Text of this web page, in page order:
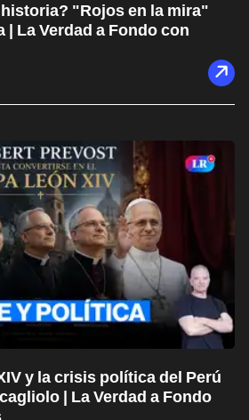
"Rojos en la mira"
| La Verdad a Fondo con
y la crisis política del Perú
| La Verdad a Fondo